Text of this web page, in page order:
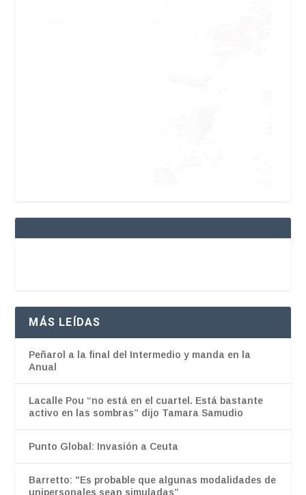
MÁS LEÍDAS
Peñarol a la final del Intermedio y manda en la
Anual
Lacalle Pou “no está en el cuartel. Está bastante
activo en las sombras” dijo Tamara Samudio
Punto Global: Invasión a Ceuta
Barretto: "Es probable que algunas modalidades de
unipersonales sean simuladas”